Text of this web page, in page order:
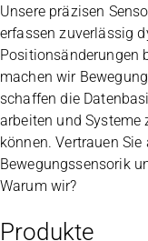
Unsere präzisen
erfassen zuverlässig
Positionsänderungen
machen wir
schaffen die
arbeiten und Systeme
können. Vertrauen
Bewegungssensorik
Warum wir?
Produkte